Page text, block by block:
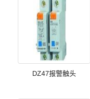
DZ47报警触头